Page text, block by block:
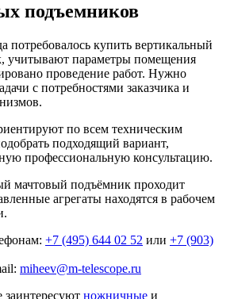
подъемников
потребовалось купить вертикальный
учитывают параметры помещения
проведение работ. Нужно
с потребностями заказчика и
по всем техническим
подходящий вариант,
профессиональную консультацию.
мачтовый подъёмник проходит
агрегаты находятся в рабочем
+7 (495) 644 02 52 или +7 (903)
miheev@m-telescope.ru
ножничные и